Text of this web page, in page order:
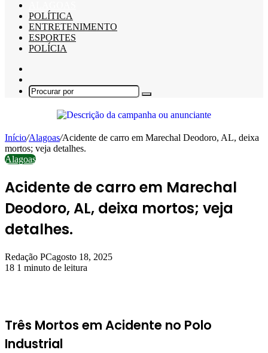
POLÍTICA
ENTRETENIMENTO
ESPORTES
POLÍCIA
skin
Procurar
Início/Alagoas/Acidente de carro em Marechal Deodoro, AL, deixa
mortos; veja detalhes.
Alagoas
Acidente de carro em Marechal
Deodoro, AL, deixa mortos; veja
detalhes.
Redação PCagosto 18, 2025
18 1 minuto de leitura
Três Mortos em Acidente no Polo
Industrial